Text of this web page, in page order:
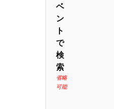
ベ
ン
ト
で
検
索
省略
可能